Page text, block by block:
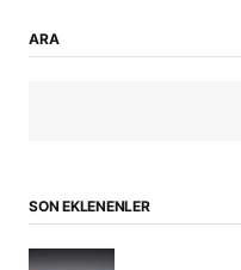
ARA
SON EKLENENLER